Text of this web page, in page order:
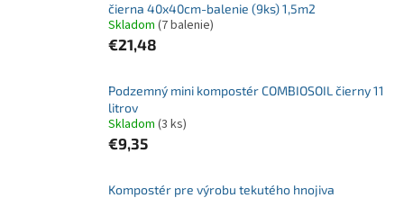
čierna 40x40cm-balenie (9ks) 1,5m2
Skladom (7 balenie)
€21,48
Podzemný mini kompostér COMBIOSOIL čierny 11
litrov
Skladom (3 ks)
€9,35
Kompostér pre výrobu tekutého hnojiva